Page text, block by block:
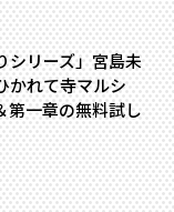
シリーズ」宮島未
かれて寺マルシ
第一章の無料試し